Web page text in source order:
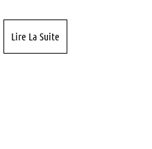
Lire La Suite